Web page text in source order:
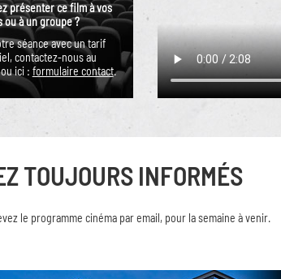
présenter ce film à vos
ou à un groupe ?
séance avec un tarif
contactez-nous au
ici : formulaire contact.
TOUJOURS INFORMÉS
le programme cinéma par email, pour la semaine à venir.